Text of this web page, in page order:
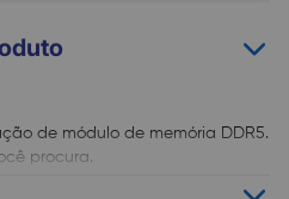
de módulo de memória DDR5.
procura.